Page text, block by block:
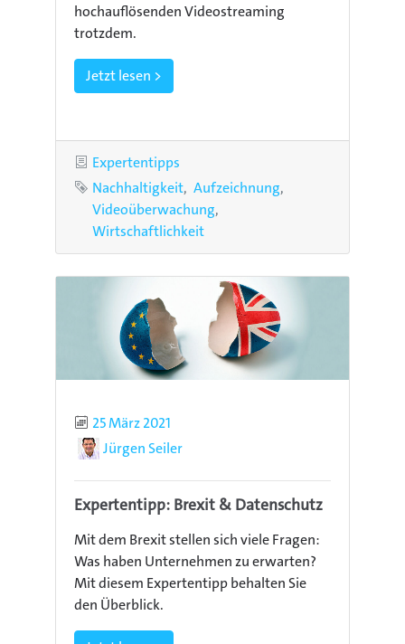
hochauflösenden Videostreaming
trotzdem.
Jetzt lesen >
Kategorie
Expertentipps
Schlagworte
Nachhaltigkeit Aufzeichnung
Videoüberwachung
Wirtschaftlichkeit
Publiziert
25 März 2021
AutorJürgen Seiler
Expertentipp: Brexit & Datenschutz
Mit dem Brexit stellen sich viele Fragen:
Was haben Unternehmen zu erwarten?
Mit diesem Expertentipp behalten Sie
den Überblick.